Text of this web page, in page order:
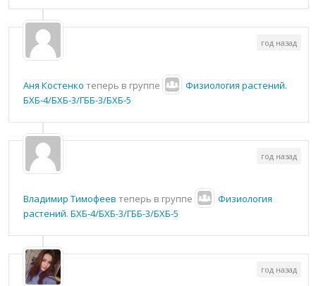
Аня Костенко теперь в группе
Физиология растений.
БХБ-4/БХБ-3/ГББ-3/БХБ-5
год назад
Владимир Тимофеев теперь в группе
Физиология
растений. БХБ-4/БХБ-3/ГББ-3/БХБ-5
год назад
год назад